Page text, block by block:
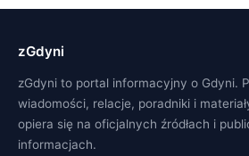
zGdyni
zGdyni to portal informacyjny o Gdyni.
wiadomości, relacje, poradniki i
opiera się na oficjalnych źródłach i
informacjach.